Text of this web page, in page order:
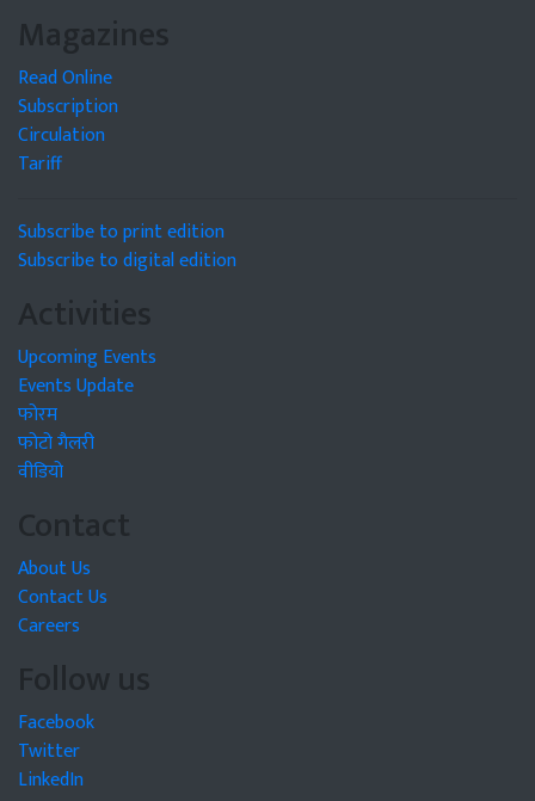
Magazines
Read Online
Subscription
Circulation
Tariff
Subscribe to print edition
Subscribe to digital edition
Activities
Upcoming Events
Events Update
फोरम
फोटो गैलरी
वीडियो
Contact
About Us
Contact Us
Careers
Follow us
Facebook
Twitter
LinkedIn